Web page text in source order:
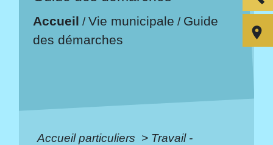
Accueil /Vie municipale / Guide
des démarches
Accueil particuliers > Travail -
room